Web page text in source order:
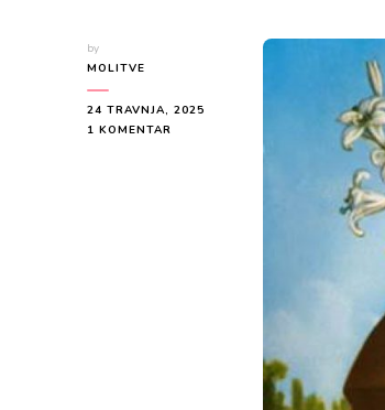
by
MOLITVE
24 TRAVNJA, 2025
1 KOMENTAR